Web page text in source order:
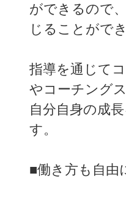
ができるので
じることがで
指導を通じて
やコーチング
自分自身の成
す。
■働き方も自由